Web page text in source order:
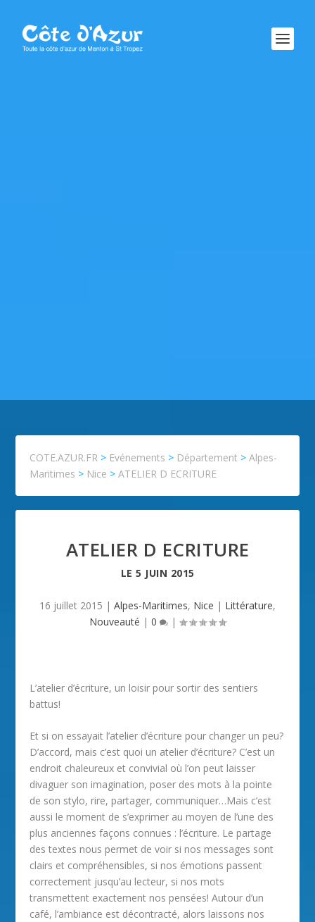
COTE.AZUR.FR > Evénements > Département >Alpes-
Maritimes > Nice >ATELIER D ECRITURE
ATELIER D ECRITURE
LE 5 JUIN 2015
16 juillet 2015 | Alpes-Maritimes, Nice | Littérature,
Nouveauté | 0 |
L’atelier d’écriture, un loisir pour sortir des sentiers
battus!
Et si on essayait l’atelier d’écriture pour changer un peu?
D’accord, mais c’est quoi un atelier d’écriture? C’est un
endroit chaleureux et convivial où l’on peut laisser
divaguer son imagination, poser des mots à la pointe
de son stylo, rire, partager, communiquer…Mais c’est
aussi le moment de s’exprimer au moyen de l’une des
plus anciennes façons connues : l’écriture. Le partage
des textes nous permet de voir si nos messages sont
clairs et compréhensibles, si nos émotions passent
correctement jusqu’au lecteur, si nos mots
transmettent exactement nos pensées! Autour d’un
café, l’ambiance est décontracté, alors laissons nos